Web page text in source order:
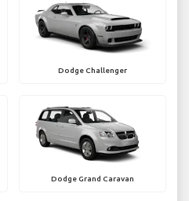
Dodge Challenger
Dodge Grand Caravan